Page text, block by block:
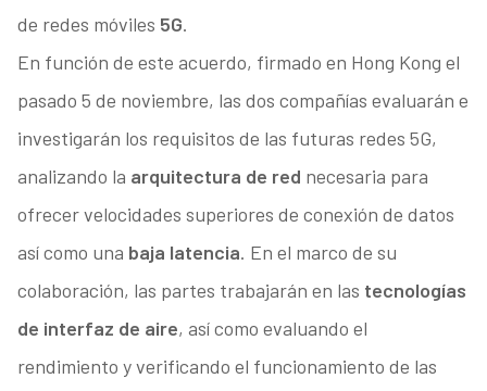
de redes móviles 5G.
En función de este acuerdo, firmado en Hong Kong el
pasado 5 de noviembre, las dos compañías evaluarán e
investigarán los requisitos de las futuras redes 5G,
analizando la arquitectura de red necesaria para
ofrecer velocidades superiores de conexión de datos
así como una baja latencia. En el marco de su
colaboración, las partes trabajarán en las tecnologías
de interfaz de aire, así como evaluando el
rendimiento y verificando el funcionamiento de las